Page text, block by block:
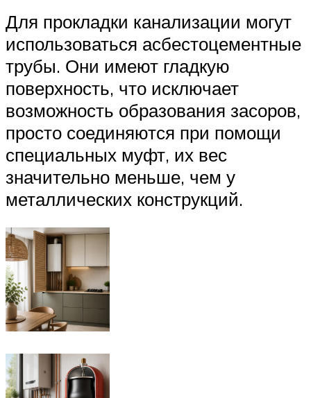
Для прокладки канализации могут
использоваться асбестоцементные
трубы. Они имеют гладкую
поверхность, что исключает
возможность образования засоров,
просто соединяются при помощи
специальных муфт, их вес
значительно меньше, чем у
металлических конструкций.